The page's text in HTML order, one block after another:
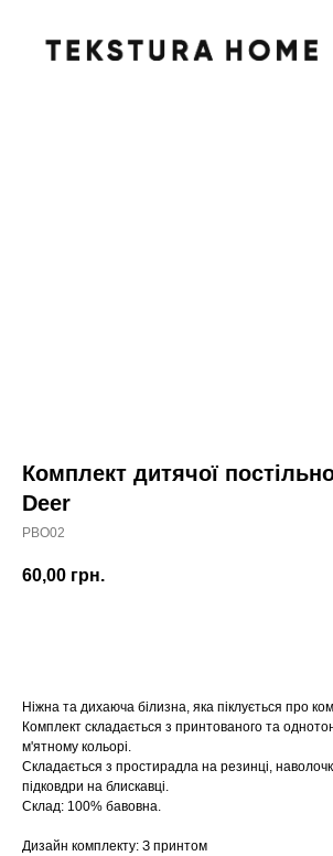
Комплект дитячої
Deer
PBO02
60,00 грн.
Ніжна та дихаюча білизна, яка піклується про
Комплект складається з принтованого та
м'ятному кольорі.
Складається з простирадла на резинці,
підковдри на блискавці.
Склад: 100% бавовна.
Дизайн комплекту: З принтом